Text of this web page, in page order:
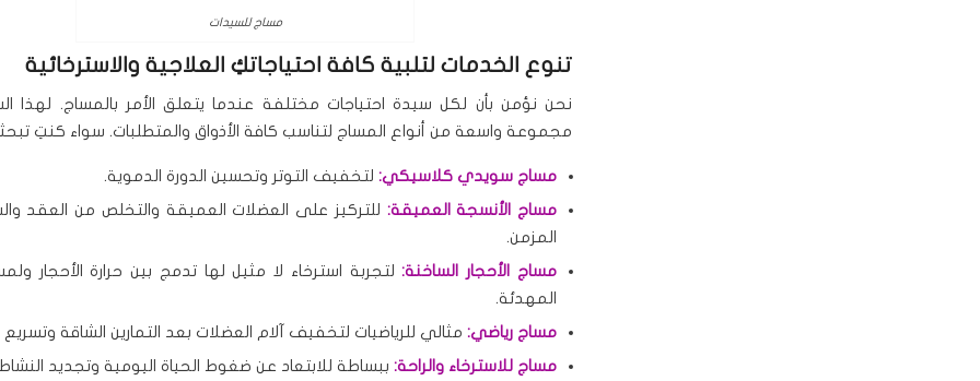
مساج للسيدات
تنوع الخدمات لتلبية كافة احتياجاتكِ العلاجية والاسترخائية
نحن نؤمن بأن لكل سيدة احتياجات مختلفة عندما يتعلق الأمر بالمساج. لهذا
مجموعة واسعة من أنواع المساج لتناسب كافة الأذواق والمتطلبات. سواء كنتِ
مساج سويدي كلاسيكي:لتخفيف التوتر وتحسين الدورة الدموية.
مساج الأنسجة العميقة: للتركيز على العضلات العميقة والتخلص من العقد
المزمن.
مساج الأحجار الساخنة:لتجربة استرخاء لا مثيل لها تدمج بين حرارة الأحجار
المهدئة.
مساج رياضي:مثالي للرياضيات لتخفيف آلام العضلات بعد التمارين الشاقة وتسريع
مساج للاسترخاء والراحة:ببساطة للابتعاد عن ضغوط الحياة اليومية وتجديد